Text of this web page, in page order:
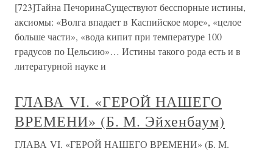
[723]Тайна ПечоринаСуществуют бесспорные истины,
аксиомы: «Волга впадает в Каспийское море», «целое
больше части», «вода кипит при температуре 100
градусов по Цельсию»… Истины такого рода есть и в
литературной науке и
ГЛАВА VI. «ГЕРОЙ НАШЕГО
ВРЕМЕНИ» (Б. М. Эйхенбаум)
ГЛАВА VI. «ГЕРОЙ НАШЕГО ВРЕМЕНИ» (Б. М.